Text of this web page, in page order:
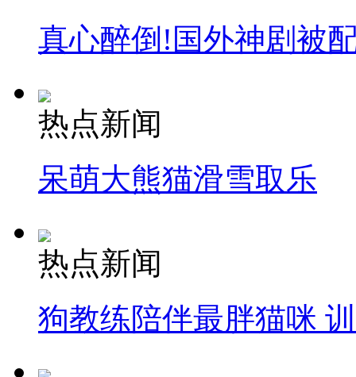
真心醉倒!国外神剧被
热点新闻
呆萌大熊猫滑雪取乐
热点新闻
狗教练陪伴最胖猫咪